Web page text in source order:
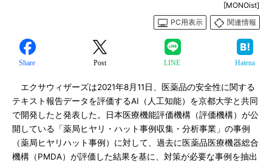
[MONOist]
PC用表示
関連情報
Share Post LINE Hatena
エクサウィザーズは2021年8月11日、医薬品の安全性に関する
テキスト報告データを評価するAI（人工知能）を京都大学と共同
で開発したと発表した。日本医療機能評価機構（評価機構）が公
開している「薬局ヒヤリ・ハット事例収集・分析事業」の事例
（薬局ヒヤリハット事例）に対して、過去に医薬品医療機器総合
機構（PMDA）が評価した結果を基に、対策が必要な事例を抽出